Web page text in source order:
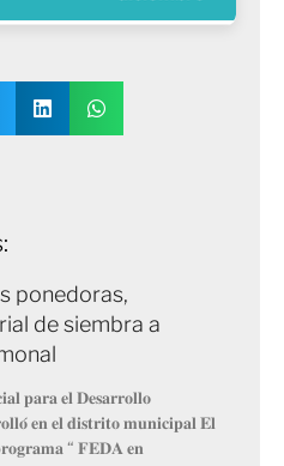
ponedoras,
de siembra a
𝐩𝐚𝐫𝐚 𝐞𝐥 𝐃𝐞𝐬𝐚𝐫𝐫𝐨𝐥𝐥𝐨
𝐞𝐧 𝐞𝐥 𝐝𝐢𝐬𝐭𝐫𝐢𝐭𝐨 𝐦𝐮𝐧𝐢𝐜𝐢𝐩𝐚𝐥 𝐄𝐥
“ 𝐅𝐄𝐃𝐀 𝐞𝐧